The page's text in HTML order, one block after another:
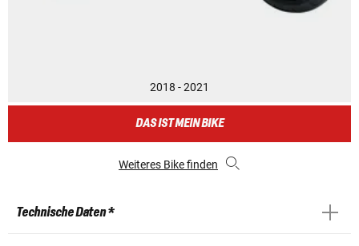
2018 - 2021
DAS IST MEIN BIKE
Weiteres Bike finden
Technische Daten *